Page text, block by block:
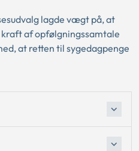
lagde vægt på, at
af opfølgningssamtale
at retten til sygedagpenge